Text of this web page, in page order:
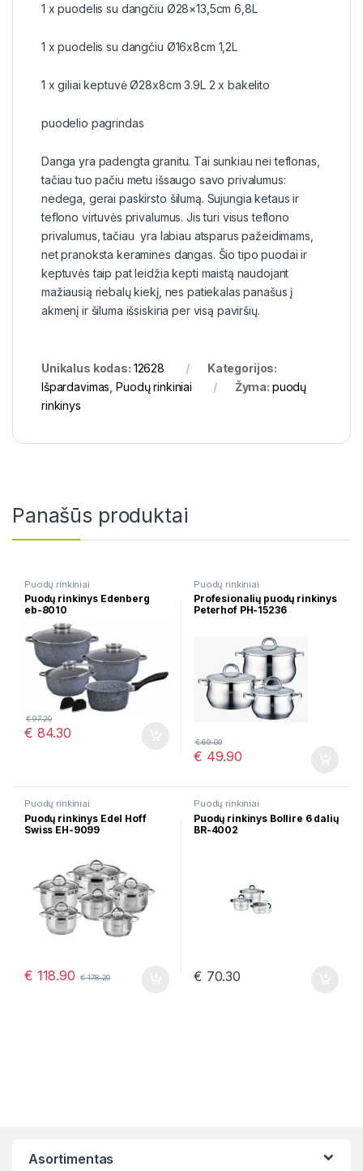
1 x puodelis su dangčiu Ø28×13,5cm 6,8L
1 x puodelis su dangčiu Ø16x8cm 1,2L
1 x giliai keptuvė Ø28x8cm 3.9L 2 x bakelito
puodelio pagrindas
Danga yra padengta granitu. Tai sunkiau nei teflonas,
tačiau tuo pačiu metu išsaugo savo privalumus:
nedega, gerai paskirsto šilumą. Sujungia ketaus ir
teflono virtuvės privalumus. Jis turi visus teflono
privalumus, tačiau yra labiau atsparus pažeidimams,
net pranoksta keramines dangas. Šio tipo puodai ir
keptuvės taip pat leidžia kepti maistą naudojant
mažiausią riebalų kiekį, nes patiekalas panašus į
akmenį ir šiluma išsiskiria per visą paviršių.
Unikalus kodas: 12628
Kategorijos:
Išpardavimas ,Puodų rinkiniai Žyma: puodų
rinkinys
Panašūs produktai
Puodų rinkiniai
Puodų rinkinys Edenberg
eb-8010
€ 84.30
€97.20
Puodų rinkiniai
Profesionalių puodų rinkinys
Peterhof PH-15236
€ 49.90
€69.00
Puodų rinkiniai
Puodų rinkinys Edel Hoff
Swiss EH-9099
€ 118.90 €178.20
Puodų rinkiniai
Puodų rinkinys Bollire 6 dalių
BR-4002
€ 70.30
Asortimentas